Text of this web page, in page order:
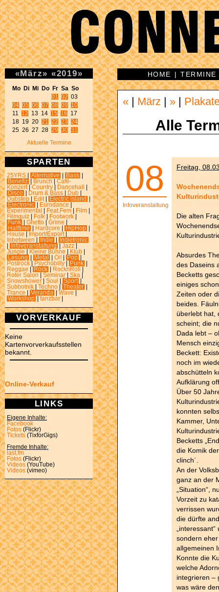
«März» «2019»
Mo Di Mi Do Fr Sa So
01
02
04 05 06 07 08 09
10
11 12 13 14 15 16 17
18 19 20 21 22 23 24
25 26 27 28 29 30 31
Aktuelle Termine
SPARTEN
25YRS Alternative Bass
Benefiz
Brunch
Café-
Konzert
Country Dancehall
Disco
Drum & Bass Dub
Dubstep
Edit Electric island
Electronic
Eurodance
Experimental
Feat.Fem Film
Filmquiz
Folk Footwork
Funk
Ghetto Grime
Halftime
Hardcore HipHop
House
Import/Export
Inbetween
Indie
Indietronic
Infoveranstaltung Jazz
Jungle
Kleine Bühne Klub
Lesung
Metal Oi! Pop
Postrock
Psychobilly Punk
Reggae
Rock RocknRoll
Roter Salon
Seminar Ska
Snowshower
Soul Sport
Subbotnik
Techno Theater
Trance
Veranda Wave
Workshop
tanzbar
VORVERKAUF
Keine
Kartenvorverkaufsstellen
bekannt.
Online-Verkauf
LINKS
Eigene Inhalte:
Facebook
Fotos (Flickr)
Tickets (TixforGigs)
Fremde Inhalte:
last.fm
Fotos (Flickr)
Videos (YouTube)
Videos (vimeo)
HOME |TERMINE
« März »
Alle
08
Infoveranstaltung
Freitag,
Die alten
Absurdes
des Daseins
Becketts
einiges
Zeiten oder
beides.
überlebt hat,
scheint; die
Dada lebt –
Mensch
Beckett:
noch im
abschütteln
Aufklärung
Über 50
konnten
Kammer,
Becketts
die Komik
clinch´.
An der
ganz an der
„Situation“,
Vorzeit zu
verrissen
die dürfte
sondern
allgemeinen
Konnte die
welche
integrieren –
was wäre